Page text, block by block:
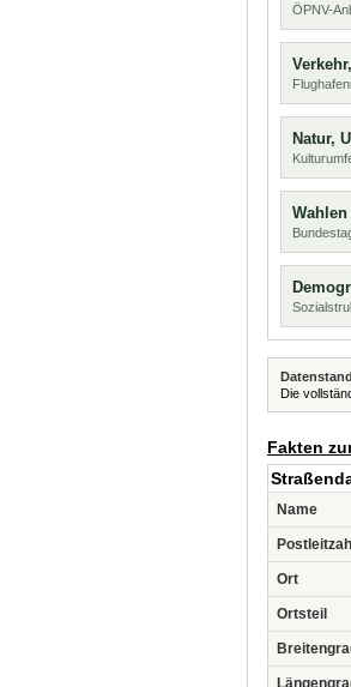
ÖPNV-
Natur,
Datenstand
Die
Fakten
Name
Postleitzahl
Ort
Ortsteil